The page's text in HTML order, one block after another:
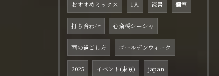
おすすめミックス 1人 読書 個室
打ち合わせ 心斎橋シーシャ
雨の過ごし方 ゴールデンウィーク
2025 イベント(東京) japan